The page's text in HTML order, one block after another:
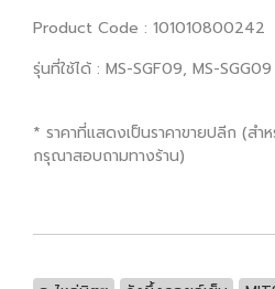
Product Code : 101010800242
รุ่นที่ใช้ได้ : MS-SGF09, MS-SGG09
* ราคาที่แสดงเป็นราคาขายปลีก (สำ
กรุณาสอบถามทางร้าน)